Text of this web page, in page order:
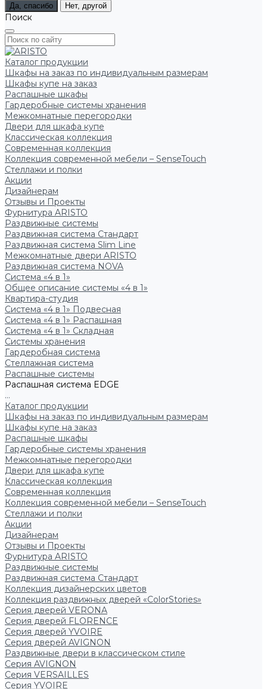
Да, спасибо Нет, другой
Поиск
Каталог продукции
Шкафы на заказ по индивидуальным размерам
Шкафы купе на заказ
Распашные шкафы
Гардеробные системы хранения
Межкомнатные перегородки
Двери для шкафа купе
Классическая коллекция
Современная коллекция
Коллекция современной мебели – SenseTouch
Стеллажи и полки
Акции
Дизайнерам
Отзывы и Проекты
Фурнитура ARISTO
Раздвижные системы
Раздвижная система Стандарт
Раздвижная система Slim Line
Межкомнатные двери ARISTO
Раздвижная система NOVA
Система «4 в 1»
Общее описание системы «4 в 1»
Квартира-студия
Система «4 в 1» Подвесная
Система «4 в 1» Распашная
Система «4 в 1» Складная
Системы хранения
Гардеробная система
Стеллажная система
Распашные системы
Распашная система EDGE
...
Каталог продукции
Шкафы на заказ по индивидуальным размерам
Шкафы купе на заказ
Распашные шкафы
Гардеробные системы хранения
Межкомнатные перегородки
Двери для шкафа купе
Классическая коллекция
Современная коллекция
Коллекция современной мебели – SenseTouch
Стеллажи и полки
Акции
Дизайнерам
Отзывы и Проекты
Фурнитура ARISTO
Раздвижные системы
Раздвижная система Стандарт
Коллекция дизайнерских цветов
Коллекция раздвижных дверей «ColorStories»
Серия дверей VERONA
Серия дверей FLORENCE
Серия дверей YVOIRE
Серия дверей AVIGNON
Раздвижные двери в классическом стиле
Серия AVIGNON
Серия VERSAILLES
Серия YVOIRE